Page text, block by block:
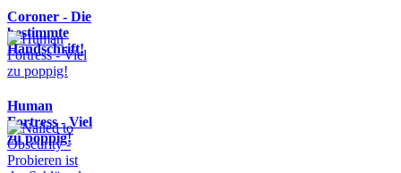
Coroner - Die
bestimmte
Handschrift!
Human
Fortress - Viel
zu poppig!